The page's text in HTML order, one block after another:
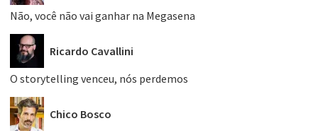
Não, você não vai ganhar na Megasena
Ricardo Cavallini
O storytelling venceu, nós perdemos
Chico Bosco